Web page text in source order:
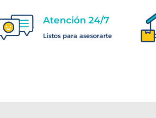
Atención 24/7
Listos para asesorarte